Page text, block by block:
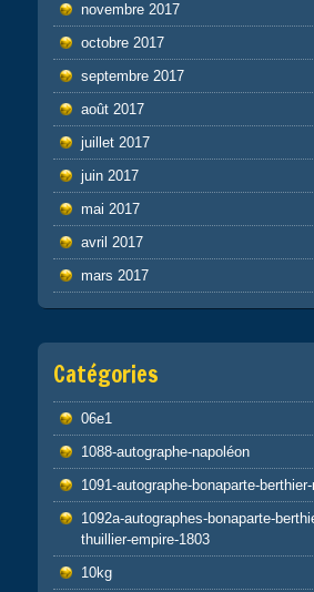
novembre 2017
octobre 2017
septembre 2017
août 2017
juillet 2017
juin 2017
mai 2017
avril 2017
mars 2017
Catégories
06e1
1088-autographe-napoléon
1091-autographe-bonaparte-
1092a-autographes-bonaparte-
thuillier-empire-1803
10kg